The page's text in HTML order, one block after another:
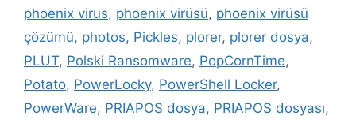
phoenix virus, phoenix virüsü, phoenix virüsü
çözümü, photos, Pickles, plorer, plorer dosya,
PLUT, Polski Ransomware, PopCornTime,
Potato, PowerLocky, PowerShell Locker,
PowerWare, PRIAPOS dosya, PRIAPOS dosyası,